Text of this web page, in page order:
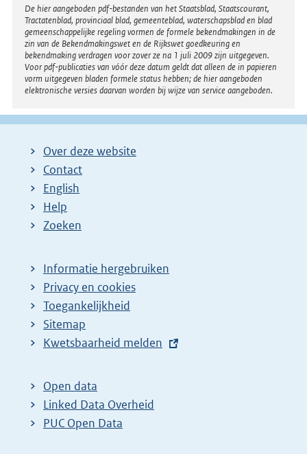
Disclaimer
De hier aangeboden pdf-bestanden van het Staatsblad, Staatscourant,
Tractatenblad, provinciaal blad, gemeenteblad, waterschapsblad en blad
gemeenschappelijke regeling vormen de formele bekendmakingen in de
zin van de Bekendmakingswet en de Rijkswet goedkeuring en
bekendmaking verdragen voor zover ze na 1 juli 2009 zijn uitgegeven.
Voor pdf-publicaties van vóór deze datum geldt dat alleen de in papieren
vorm uitgegeven bladen formele status hebben; de hier aangeboden
elektronische versies daarvan worden bij wijze van service aangeboden.
Over deze website
Contact
English
Help
Zoeken
Informatie hergebruiken
Privacy en cookies
Toegankelijkheid
Sitemap
E
t
e
r
Kwetsbaarheid melden
Open data
Linked Data Overheid
PUC Open Data